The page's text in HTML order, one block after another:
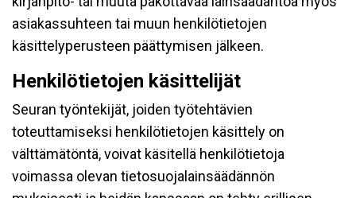
asiakassuhteen tai muun henkilötietojen
käsittelyperusteen päättymisen jälkeen.
Henkilötietojen käsittelijät
Seuran työntekijät, joiden työtehtävien
toteuttamiseksi henkilötietojen käsittely on
välttämätöntä, voivat käsitellä henkilötietoja
voimassa olevan tietosuojalainsäädännön